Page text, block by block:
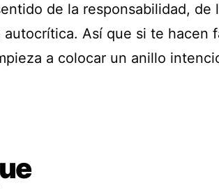
de la responsabilidad, de
Así que si te hacen
a colocar un anillo